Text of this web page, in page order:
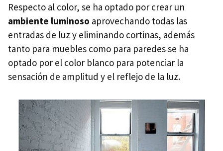
Respecto al color, se ha optado por crear un
ambiente luminoso aprovechando todas las
entradas de luz y eliminando cortinas, además
tanto para muebles como para paredes se ha
optado por el color blanco para potenciar la
sensación de amplitud y el reflejo de la luz.